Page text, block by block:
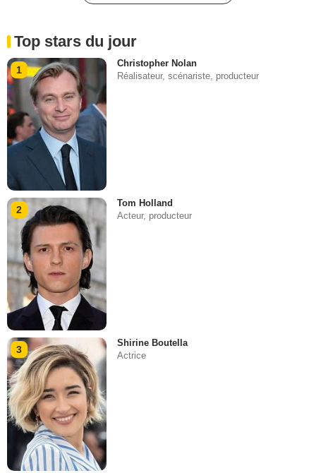
Top stars du jour
1
Christopher Nolan
Réalisateur, scénariste, producteur
2
Tom Holland
Acteur, producteur
3
Shirine Boutella
Actrice